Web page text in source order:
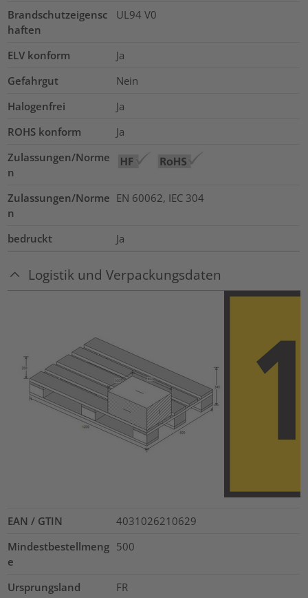
Brandschutzeigensc
haften
UL94 V0
ELV konform
Ja
Gefahrgut
Nein
Halogenfrei
Ja
ROHS konform
Ja
Zulassungen/Norme
n
Zulassungen/Norme
n
EN 60062, IEC 304
bedruckt Ja
Logistik und Verpackungsdaten
EAN / GTIN
4031026210629
Mindestbestellmeng
e
500
Ursprungsland FR